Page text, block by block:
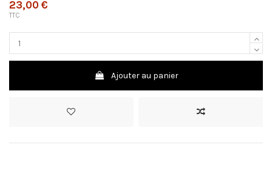
23,00 €
TTC
Ajouter au panier